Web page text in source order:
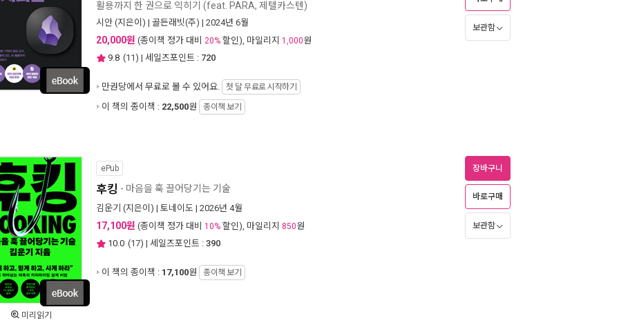
활용까지 한 권으로 익히기 (feat. PARA, 제텔카스텐)
시안 (지은이) | 골든래빗(주) | 2024년 6월
20,000원 (종이책 정가 대비 20% 할인), 마일리지 1,000원
9.8 (11) | 세일즈포인트 : 720
만권당에서 무료로 볼 수 있어요. 첫 달 무료로 시작하기
이 책의 종이책 : 22,500원 종이책 보기
보관함
미리읽기
ePub
후킹 - 마음을 훅 끌어당기는 기술
김운기 (지은이) | 토네이도 | 2026년 4월
17,100원 (종이책 정가 대비 10% 할인), 마일리지 850원
10.0 (17) | 세일즈포인트 : 390
이 책의 종이책 : 17,100원 종이책 보기
장바구니
바로구매
보관함